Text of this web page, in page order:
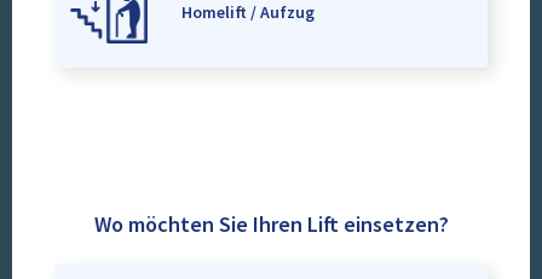
Homelift / Aufzug
Wo möchten Sie Ihren Lift einsetzen?